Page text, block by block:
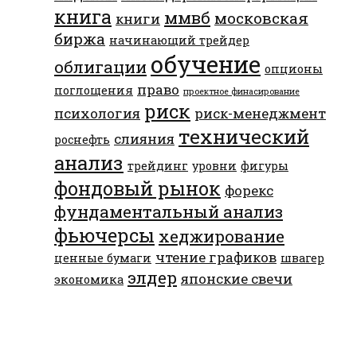
книга книги ммвб московская
биржа начинающий трейдер
облигации обучение опционы
поглощения право проектное финасирование
психология риск риск-менеджмент
роснефть слияния технический
анализ трейдинг уровни фигуры
фондовый рынок форекс
фундаментальный анализ
фьючерсы хеджирование
ценные бумаги чтение графиков швагер
экономика элдер японские свечи